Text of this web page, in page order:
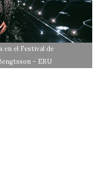
en el Festival de
- EBU